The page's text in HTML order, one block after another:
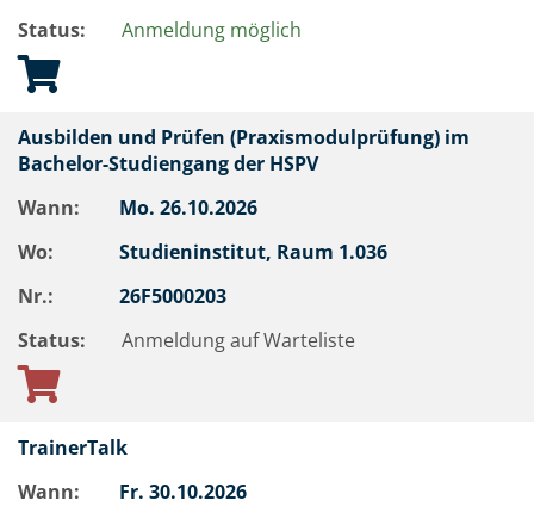
Status:
Anmeldung möglich
Ausbilden und Prüfen (Praxismodulprüfung) im
Bachelor-Studiengang der HSPV
Wann:
Mo. 26.10.2026
Wo:
Studieninstitut, Raum 1.036
Nr.:
26F5000203
Status:
Anmeldung auf Warteliste
TrainerTalk
Wann:
Fr. 30.10.2026